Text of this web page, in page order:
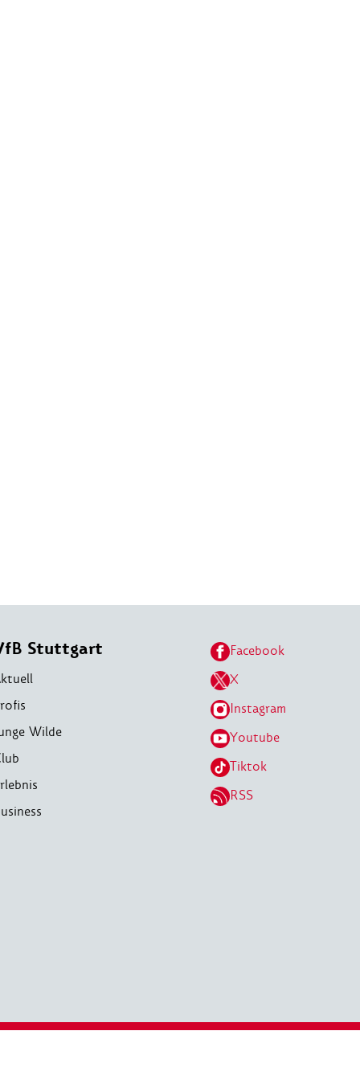
Stuttgart
Wilde
Facebook
X
Instagram
Youtube
Tiktok
RSS